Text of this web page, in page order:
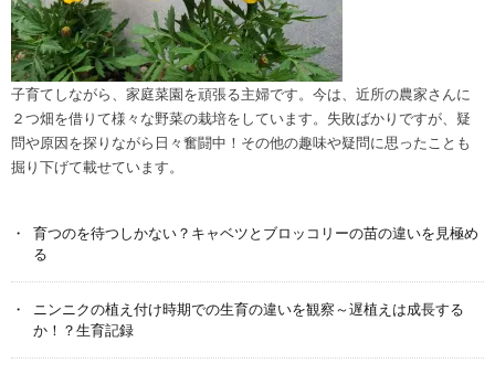
子育てしながら、家庭菜園を頑張る主婦です。今は、近所の農家さんに
２つ畑を借りて様々な野菜の栽培をしています。失敗ばかりですが、疑
問や原因を探りながら日々奮闘中！その他の趣味や疑問に思ったことも
掘り下げて載せています。
育つのを待つしかない？キャベツとブロッコリーの苗の違いを見極め
る
ニンニクの植え付け時期での生育の違いを観察～遅植えは成長する
か！？生育記録